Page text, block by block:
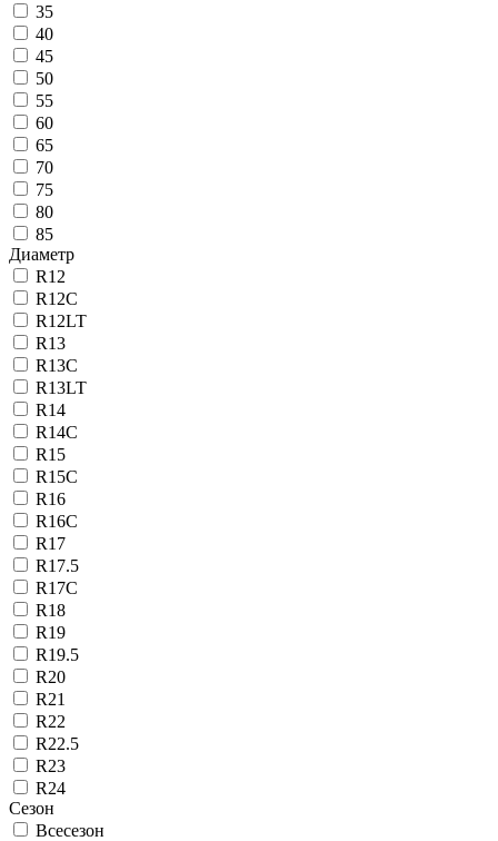
35
40
45
50
55
60
65
70
75
80
85
Диаметр
R12
R12C
R12LT
R13
R13C
R13LT
R14
R14C
R15
R15C
R16
R16C
R17
R17.5
R17C
R18
R19
R19.5
R20
R21
R22
R22.5
R23
R24
Сезон
Всесезон